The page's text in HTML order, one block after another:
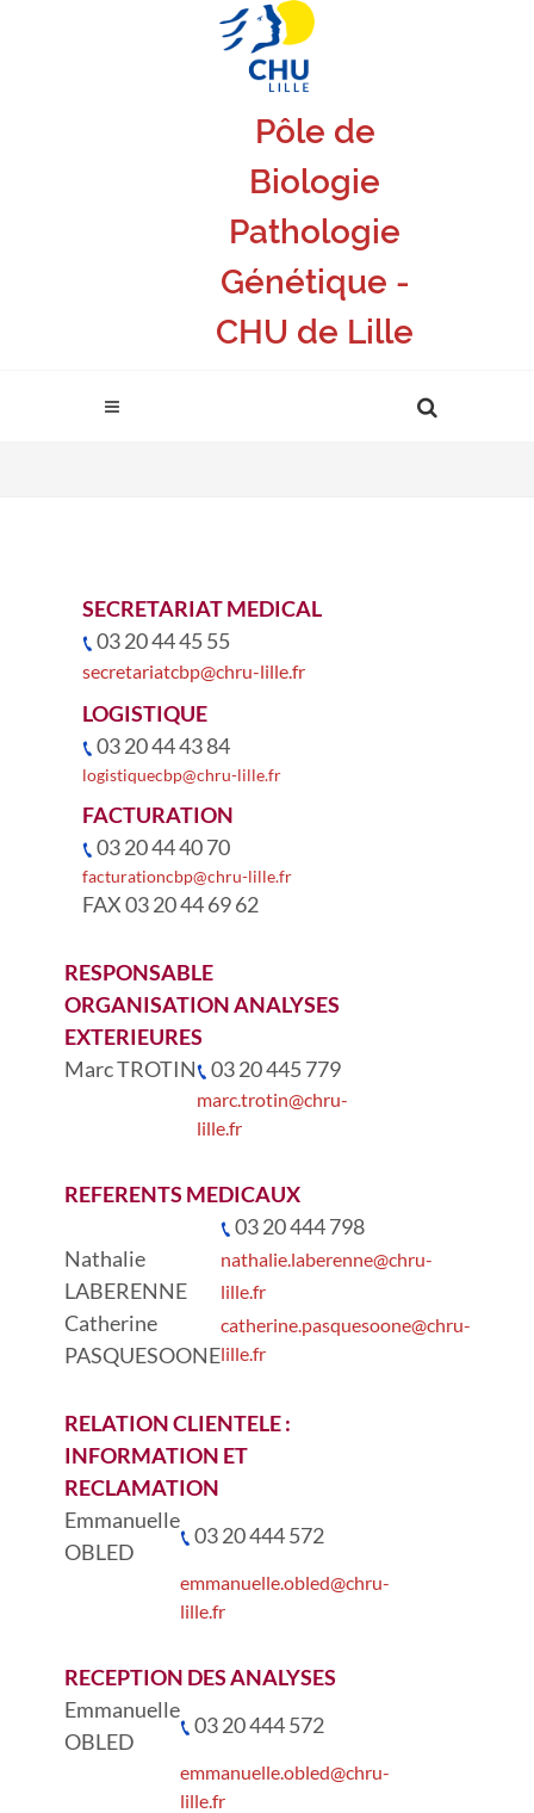
Pôle de
Biologie
Pathologie
Génétique -
CHU de Lille
SECRETARIAT MEDICAL
03 20 44 45 55
secretariatcbp@chru-lille.fr
LOGISTIQUE
03 20 44 43 84
logistiquecbp@chru-lille.fr
FACTURATION
03 20 44 40 70
facturationcbp@chru-lille.fr
FAX 03 20 44 69 62
RESPONSABLE
ORGANISATION ANALYSES
EXTERIEURES
Marc TROTIN
03 20 445 779
marc.trotin@chru-
lille.fr
REFERENTS MEDICAUX
03 20 444 798
Nathalie
LABERENNE
nathalie.laberenne@chru-
lille.fr
Catherine
PASQUESOONE
catherine.pasquesoone@chru-
lille.fr
RELATION CLIENTELE :
INFORMATION ET
RECLAMATION
Emmanuelle
OBLED
03 20 444 572
emmanuelle.obled@chru-
lille.fr
RECEPTION DES ANALYSES
Emmanuelle
OBLED
03 20 444 572
emmanuelle.obled@chru-
lille.fr